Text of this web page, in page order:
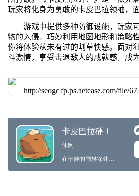
玩家将化身为勇敢的卡皮巴拉领袖，
游戏中提供多种防御设施，玩家
物的入侵。巧妙利用地图地形和策略
你将体验从未有过的割草快感。面对
斗激情，享受击退敌人的成就感，成